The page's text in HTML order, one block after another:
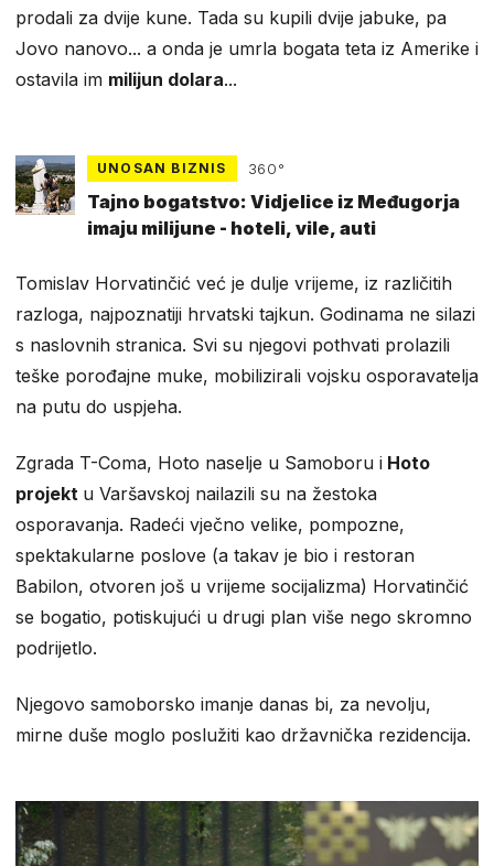
prodali za dvije kune. Tada su kupili dvije jabuke, pa
Jovo nanovo... a onda je umrla bogata teta iz Amerike i
ostavila im milijun dolara...
UNOSAN BIZNIS 360°
Tajno bogatstvo: Vidjelice iz Međugorja
imaju milijune - hoteli, vile, auti
Tomislav Horvatinčić već je dulje vrijeme, iz različitih
razloga, najpoznatiji hrvatski tajkun. Godinama ne silazi
s naslovnih stranica. Svi su njegovi pothvati prolazili
teške porođajne muke, mobilizirali vojsku osporavatelja
na putu do uspjeha.
Zgrada T-Coma, Hoto naselje u Samoboru i Hoto
projekt u Varšavskoj nailazili su na žestoka
osporavanja. Radeći vječno velike, pompozne,
spektakularne poslove (a takav je bio i restoran
Babilon, otvoren još u vrijeme socijalizma) Horvatinčić
se bogatio, potiskujući u drugi plan više nego skromno
podrijetlo.
Njegovo samoborsko imanje danas bi, za nevolju,
mirne duše moglo poslužiti kao državnička rezidencija.